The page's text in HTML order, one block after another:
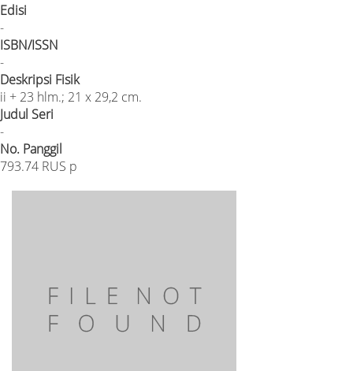
Edisi
-
ISBN/ISSN
-
Deskripsi Fisik
ii + 23 hlm.; 21 x 29,2 cm.
Judul Seri
-
No. Panggil
793.74 RUS p